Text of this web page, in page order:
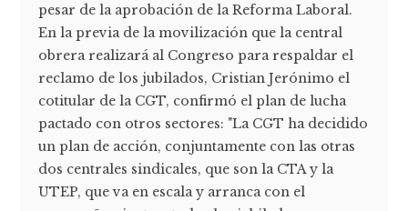
pesar de la aprobación de la Reforma Laboral.
En la previa de la movilización que la central
obrera realizará al Congreso para respaldar el
reclamo de los jubilados, Cristian Jerónimo el
cotitular de la CGT, confirmó el plan de lucha
pactado con otros sectores: "La CGT ha decidido
un plan de acción, conjuntamente con las otras
dos centrales sindicales, que son la CTA y la
UTEP, que va en escala y arranca con el